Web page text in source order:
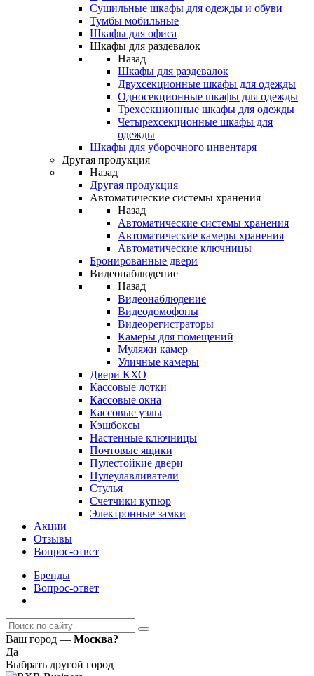
Сушильные шкафы для одежды и обуви
Тумбы мобильные
Шкафы для офиса
Шкафы для раздевалок
Назад
Шкафы для раздевалок
Двухсекционные шкафы для одежды
Односекционные шкафы для одежды
Трехсекционные шкафы для одежды
Четырехсекционные шкафы для
одежды
Шкафы для уборочного инвентаря
Другая продукция
Назад
Другая продукция
Автоматические системы хранения
Назад
Автоматические системы хранения
Автоматические камеры хранения
Автоматические ключницы
Бронированные двери
Видеонаблюдение
Назад
Видеонаблюдение
Видеодомофоны
Видеорегистраторы
Камеры для помещений
Муляжи камер
Уличные камеры
Двери КХО
Кассовые лотки
Кассовые окна
Кассовые узлы
Кэшбоксы
Настенные ключницы
Почтовые ящики
Пулестойкие двери
Пулеулавливатели
Стулья
Счетчики купюр
Электронные замки
Акции
Отзывы
Вопрос-ответ
Бренды
Вопрос-ответ
Ваш город — Москва?
Да
Выбрать другой город